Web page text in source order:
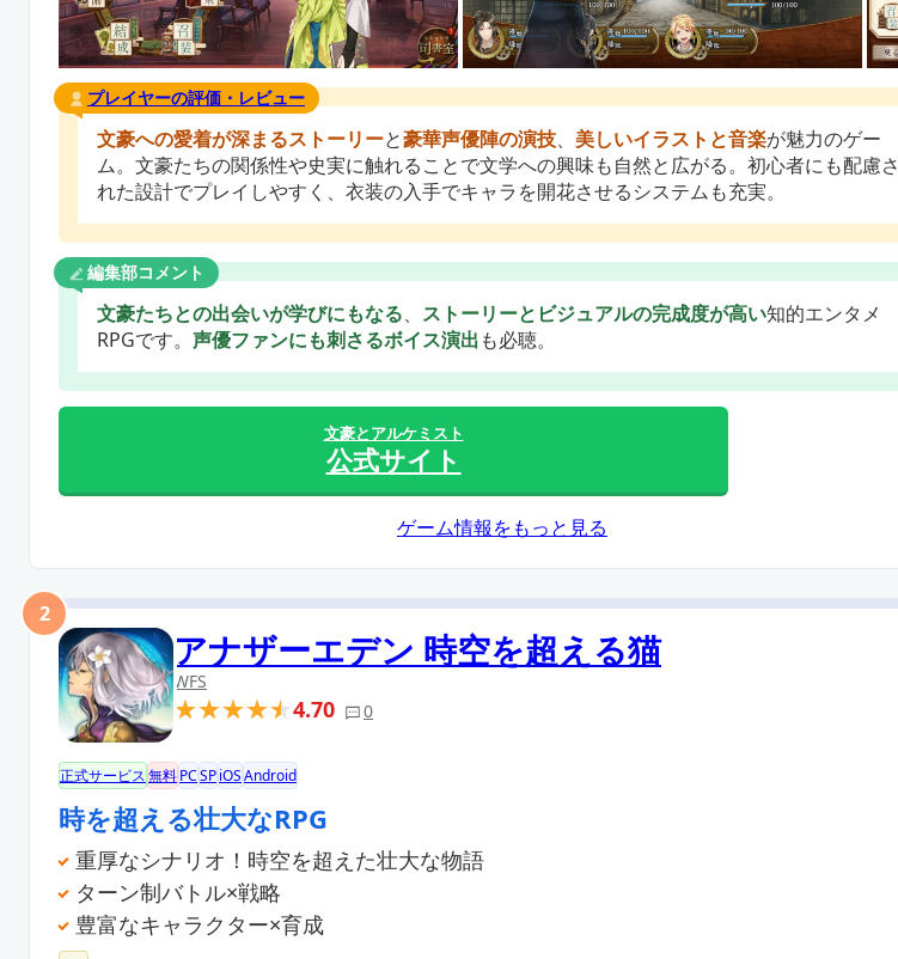
プレイヤーの評価・レビュー
文豪への愛着が深まるストーリーと豪華声優陣の演技、 美しいイラストと音楽が魅力のゲー
ム。文豪たちの関係性や史実に触れることで文学への興味も自然と広がる。初心者にも配慮さ
れた設計でプレイしやすく、衣装の入手でキャラを開花させるシステムも充実。
編集部コメント
文豪たちとの出会いが学びにもなる、 ストーリーとビジュアルの完成度が高い知的エンタメ
RPGです。 声優ファンにも刺さるボイス演出も必聴。
文豪とアルケミスト
公式サイト
ゲーム情報をもっと見る
アナザーエデン 時空を超える猫
WFS
4.70 0
2
正式サービス無料PCSPiOSAndroid
時を超える壮大なRPG
重厚なシナリオ！時空を超えた壮大な物語
ターン制バトル×戦略
豊富なキャラクター×育成